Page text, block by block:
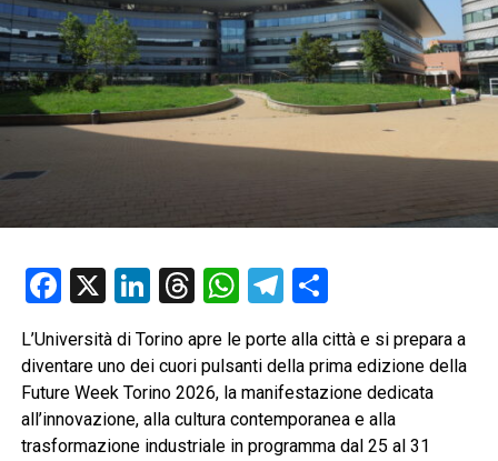
Facebook
X LinkedIn
Threads
WhatsApp
Telegram
Condividi
L’Università di Torino apre le porte alla città e si prepara a
diventare uno dei cuori pulsanti della prima edizione della
Future Week Torino 2026, la manifestazione dedicata
all’innovazione, alla cultura contemporanea e alla
trasformazione industriale in programma dal 25 al 31